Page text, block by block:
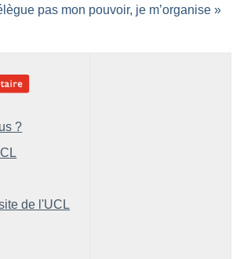
pas mon pouvoir, je m’organise »
?
de l'UCL